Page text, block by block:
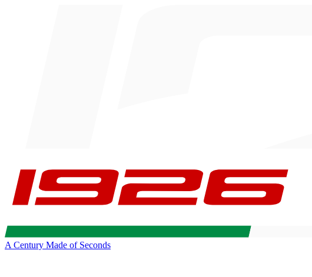
A Century Made of Seconds